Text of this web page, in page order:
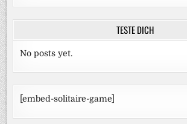
TESTE DICH
No posts yet.
[embed-solitaire-game]